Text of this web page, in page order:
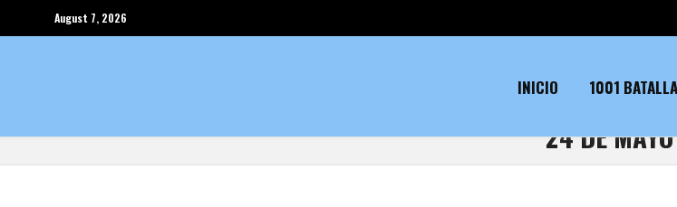
August 7, 2026
INICIO 1001
24 DE MAYO